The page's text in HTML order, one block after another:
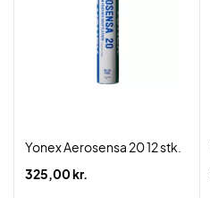
Yonex Aerosensa 20 12 stk.
325,00 kr.